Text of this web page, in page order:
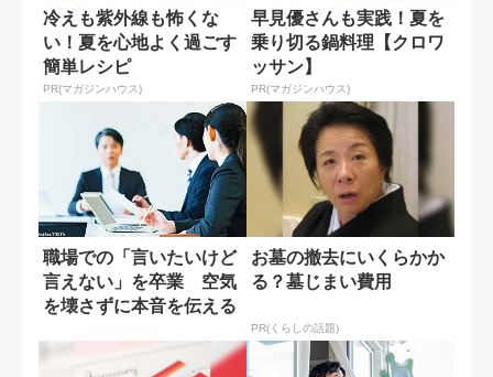
冷えも紫外線も怖くな
い！夏を心地よく過ごす
簡単レシピ
PR(マガジンハウス)
早見優さんも実践！夏を
乗り切る鍋料理【クロワ
ッサン】
PR(マガジンハウス)
職場での「言いたいけど
言えない」を卒業 空気
を壊さずに本音を伝える
お墓の撤去にいくらかか
る？墓じまい費用
PR(くらしの話題)